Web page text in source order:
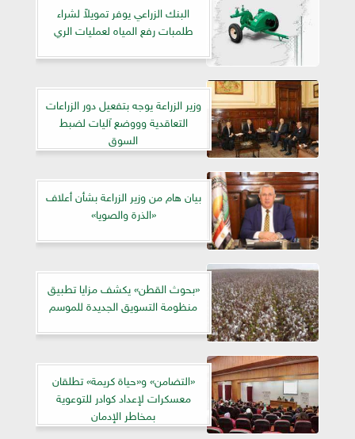
البنك الزراعي يوفر تمويلاً لشراء
طلمبات رفع المياه لعمليات الري
وزير الزراعة يوجه بتفعيل دور الزراعات
التعاقدية وووضع آليات لضبط
السوق
بيان هام من وزير الزراعة بشأن أعلاف
«الذرة والصويا»
«بحوث القطن» يكشف مزايا تطبيق
منظومة التسويق الجديدة للموسم
«التضامن» و«حياة كريمة» تطلقان
معسكرات لإعداد كوادر للتوعوية
بمخاطر الإدمان